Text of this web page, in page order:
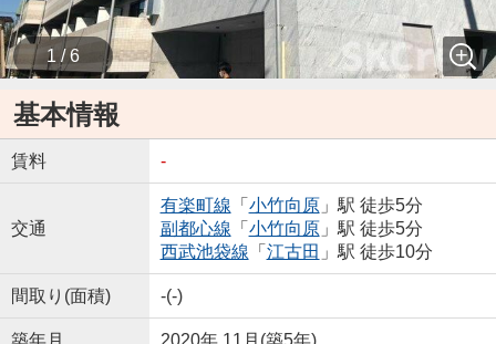
1 / 6
基本情報
賃料 -
交通
有楽町線 「 小竹向原」駅 徒歩5分
副都心線 「 小竹向原」駅 徒歩5分
西武池袋線 「 江古田 」駅 徒歩10分
間取り(面積) -(-)